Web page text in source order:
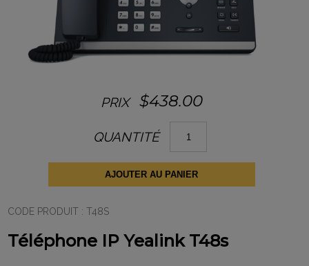
PRIX $438.00
QUANTITÉ
Téléphone
IP
Yealink
AJOUTER AU PANIER
CODE PRODUIT :T48S
Téléphone IP Yealink T48s